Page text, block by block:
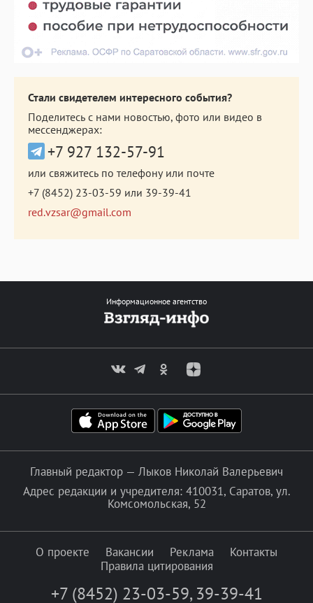
Стали свидетелем интересного события?
Поделитесь с нами новостью, фото или видео в
мессенджерах:
+7 927 132-57-91
или свяжитесь по телефону или почте
+7 (8452) 23-03-59 или 39-39-41
red.vzsar@gmail.com
Информационное агентство
Главный редактор — Лыков Николай Валерьевич
Адрес редакции и учредителя: 410031, Саратов, ул.
Комсомольская, 52
О проекте Вакансии Реклама
Контакты
Правила цитирования
+7 (8452) 23-03-59, 39-39-41